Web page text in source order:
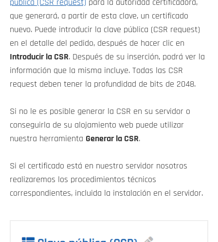
pública (CSR request) para la autoridad certificadora,
que generará, a partir de esta clave, un certificado
nuevo. Puede introducir la clave pública (CSR request)
en el detalle del pedido, después de hacer clic en
Introducir la CSR. Después de su inserción, podrá ver la
información que la misma incluye. Todas las CSR
request deben tener la profundidad de bits de 2048.
Si no le es posible generar la CSR en su servidor o
conseguirla de su alojamiento web puede utilizar
nuestra herramienta Generar la CSR.
Si el certificado está en nuestro servidor nosotros
realizaremos los procedimientos técnicos
correspondientes, incluida la instalación en el servidor.